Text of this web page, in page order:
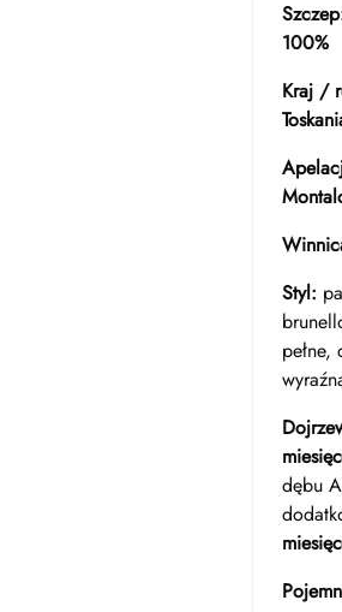
100%
Kraj /
Styl:
pełne,
dębu